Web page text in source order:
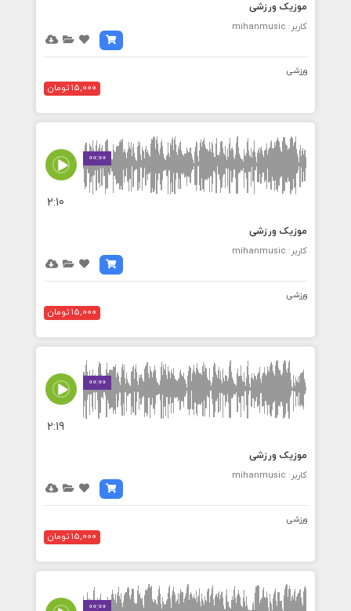
موزیک ورزشی
کاربر: mihanmusic
ورزشی
15,000 تومان
00:00
2:10
موزیک ورزشی
کاربر: mihanmusic
ورزشی
15,000 تومان
00:00
2:19
موزیک ورزشی
کاربر: mihanmusic
ورزشی
15,000 تومان
00:00